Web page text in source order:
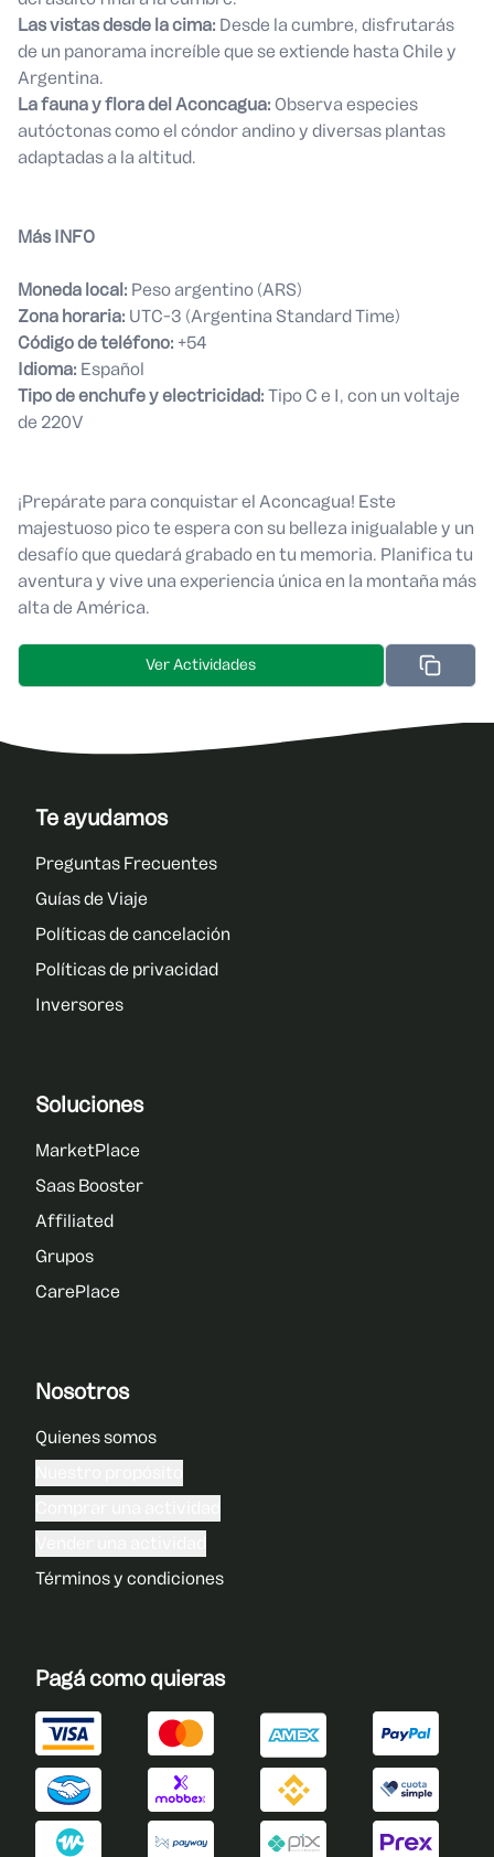
Las vistas desde la cima: Desde la cumbre, disfrutarás
de un panorama increíble que se extiende hasta Chile y
Argentina.
La fauna y flora del Aconcagua: Observa especies
autóctonas como el cóndor andino y diversas plantas
adaptadas a la altitud.
Más INFO
Moneda local: Peso argentino (ARS)
Zona horaria: UTC-3 (Argentina Standard Time)
Código de teléfono: +54
Idioma: Español
Tipo de enchufe y electricidad: Tipo C e I, con un voltaje
de 220V
¡Prepárate para conquistar el Aconcagua! Este
majestuoso pico te espera con su belleza inigualable y un
desafío que quedará grabado en tu memoria. Planifica tu
aventura y vive una experiencia única en la montaña más
alta de América.
Ver Actividades
Te ayudamos
Preguntas Frecuentes
Guías de Viaje
Políticas de cancelación
Políticas de privacidad
Inversores
Soluciones
MarketPlace
Saas Booster
Affiliated
Grupos
CarePlace
Nosotros
Quienes somos
Términos y condiciones
Pagá como quieras